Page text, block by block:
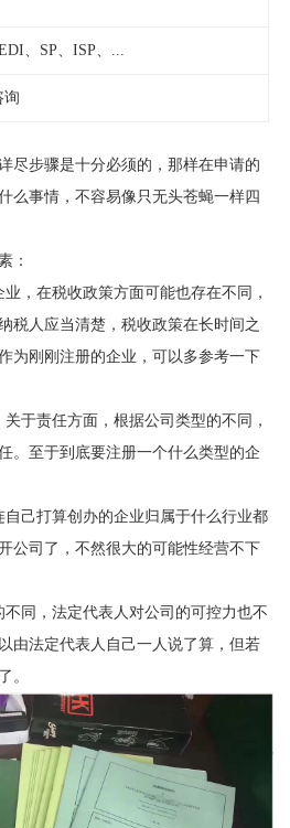
、SP、ISP、...
询
尽步骤是十分必须的，那样在申请的
么事情，不容易像只无头苍蝇一样四
：
，在税收政策方面可能也存在不同，
税人应当清楚，税收政策在长时间之
为刚刚注册的企业，可以多参考一下
于责任方面，根据公司类型的不同，
。至于到底要注册一个什么类型的企
己打算创办的企业归属于什么行业都
公司了，不然很大的可能性经营不下
同，法定代表人对公司的可控力也不
由法定代表人自己一人说了算，但若
。